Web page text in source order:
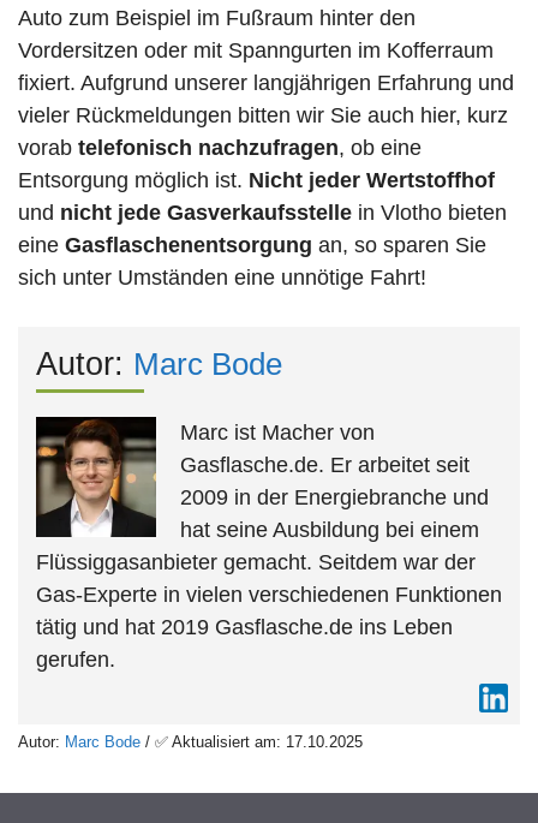
Auto zum Beispiel im Fußraum hinter den
Vordersitzen oder mit Spanngurten im Kofferraum
fixiert. Aufgrund unserer langjährigen Erfahrung und
vieler Rückmeldungen bitten wir Sie auch hier, kurz
vorab telefonisch nachzufragen, ob eine
Entsorgung möglich ist. Nicht jeder Wertstoffhof
und nicht jede Gasverkaufsstelle in Vlotho bieten
eine Gasflaschenentsorgung an, so sparen Sie
sich unter Umständen eine unnötige Fahrt!
Autor: Marc Bode
Marc ist Macher von
Gasflasche.de. Er arbeitet seit
2009 in der Energiebranche und
hat seine Ausbildung bei einem
Flüssiggasanbieter gemacht. Seitdem war der
Gas-Experte in vielen verschiedenen Funktionen
tätig und hat 2019 Gasflasche.de ins Leben
gerufen.
Autor: Marc Bode / ✅ Aktualisiert am: 17.10.2025